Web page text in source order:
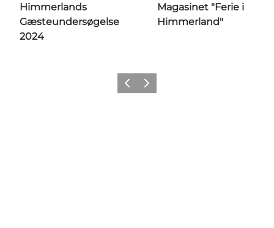
Himmerlands
Gæsteundersøgelse
2024
Magasinet "Ferie i
Himmerland"
Forrige billede
Næste billede